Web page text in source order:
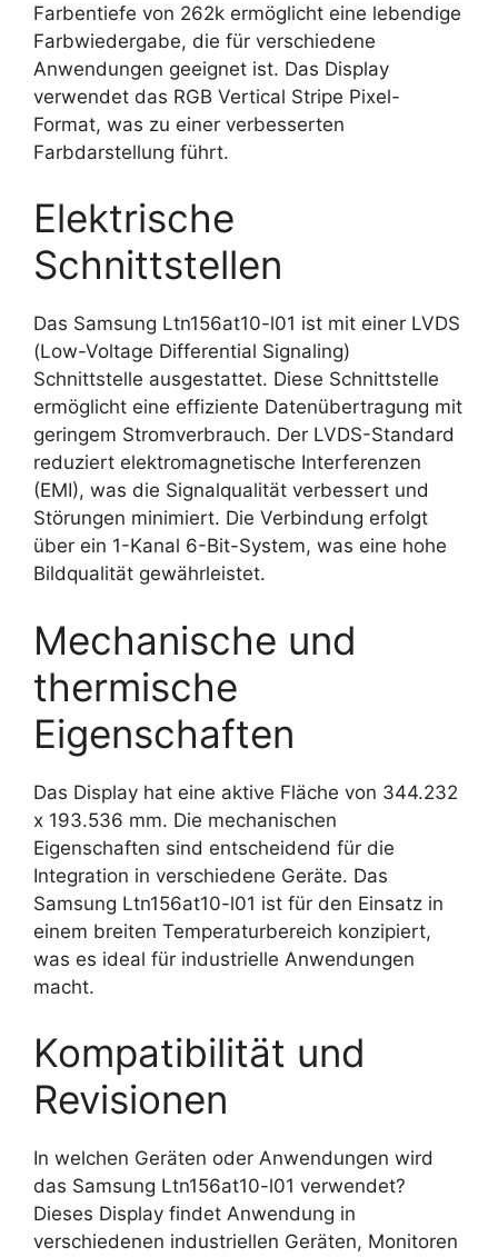
Farbentiefe von 262k ermöglicht eine lebendige
Farbwiedergabe, die für verschiedene
Anwendungen geeignet ist. Das Display
verwendet das RGB Vertical Stripe Pixel-
Format, was zu einer verbesserten
Farbdarstellung führt.
Elektrische
Schnittstellen
Das Samsung Ltn156at10-l01 ist mit einer LVDS
(Low-Voltage Differential Signaling)
Schnittstelle ausgestattet. Diese Schnittstelle
ermöglicht eine effiziente Datenübertragung mit
geringem Stromverbrauch. Der LVDS-Standard
reduziert elektromagnetische Interferenzen
(EMI), was die Signalqualität verbessert und
Störungen minimiert. Die Verbindung erfolgt
über ein 1-Kanal 6-Bit-System, was eine hohe
Bildqualität gewährleistet.
Mechanische und
thermische
Eigenschaften
Das Display hat eine aktive Fläche von 344.232
x 193.536 mm. Die mechanischen
Eigenschaften sind entscheidend für die
Integration in verschiedene Geräte. Das
Samsung Ltn156at10-l01 ist für den Einsatz in
einem breiten Temperaturbereich konzipiert,
was es ideal für industrielle Anwendungen
macht.
Kompatibilität und
Revisionen
In welchen Geräten oder Anwendungen wird
das Samsung Ltn156at10-l01 verwendet?
Dieses Display findet Anwendung in
verschiedenen industriellen Geräten, Monitoren